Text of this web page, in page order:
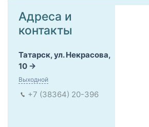
Адреса и
контакты
Татарск, ул. Некрасова,
10
Выходной
+7 (38364) 20-396